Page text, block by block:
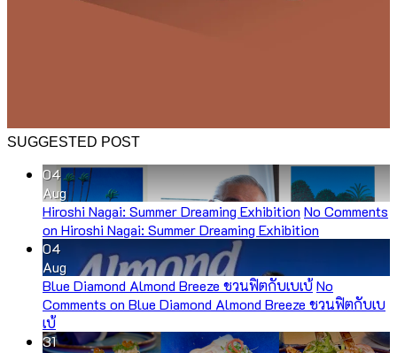
SUGGESTED POST
04
Aug
Hiroshi Nagai: Summer Dreaming Exhibition No Comments
on Hiroshi Nagai: Summer Dreaming Exhibition
04
Aug
Blue Diamond Almond Breeze ชวนฟิตกับเบเบ้No
Comments on Blue Diamond Almond Breeze ชวนฟิตกับเบ
เบ้
31